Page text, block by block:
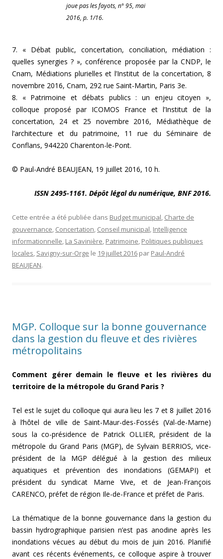
joue pas les fayots, n° 95, mai
2016, p. 1/16.
7. « Débat public, concertation, conciliation, médiation :
quelles synergies ? », conférence proposée par la CNDP, le
Cnam, Médiations plurielles et l’Institut de la concertation, 8
novembre 2016, Cnam, 292 rue Saint-Martin, Paris 3e.
8. « Patrimoine et débats publics : un enjeu citoyen »,
colloque proposé par ICOMOS France et l’Institut de la
concertation, 24 et 25 novembre 2016, Médiathèque de
l’architecture et du patrimoine, 11 rue du Séminaire de
Conflans, 944220 Charenton-le-Pont.
© Paul-André BEAUJEAN, 19 juillet 2016, 10 h.
ISSN 2495-1161. Dépôt légal du numérique, BNF 2016.
Cette entrée a été publiée dans Budget municipal Charte de
gouvernance Concertation Conseil municipal Intelligence
informationnelle La Savinière Patrimoine Politiques publiques
locales Savigny-sur-Orge le 19 juillet 2016 par Paul-André
BEAUJEAN.
MGP. Colloque sur la bonne gouvernance
dans la gestion du fleuve et des rivières
métropolitains
Comment gérer demain le fleuve et les rivières du
territoire de la métropole du Grand Paris ?
Tel est le sujet du colloque qui aura lieu les 7 et 8 juillet 2016
à l’hôtel de ville de Saint-Maur-des-Fossés (Val-de-Marne)
sous la co-présidence de Patrick OLLIER, président de la
métropole du Grand Paris (MGP), de Sylvain BERRIOS, vice-
président de la MGP délégué à la gestion des milieux
aquatiques et prévention des inondations (GEMAPI) et
président du syndicat Marne Vive, et de Jean-François
CARENCO, préfet de région Ile-de-France et préfet de Paris.
La thématique de la bonne gouvernance dans la gestion du
bassin hydrographique parisien n’est pas anodine après les
inondations vécues au début du mois de juin 2016. Planifié
avant ces récents événements, ce colloque aspire à trouver